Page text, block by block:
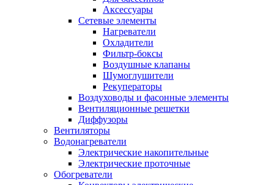
Аксессуары
Сетевые элементы
Нагреватели
Охладители
Фильтр-боксы
Воздушные клапаны
Шумоглушители
Рекуператоры
Воздуховоды и фасонные элементы
Вентиляционные решетки
Диффузоры
Вентиляторы
Водонагреватели
Электрические накопительные
Электрические проточные
Обогреватели